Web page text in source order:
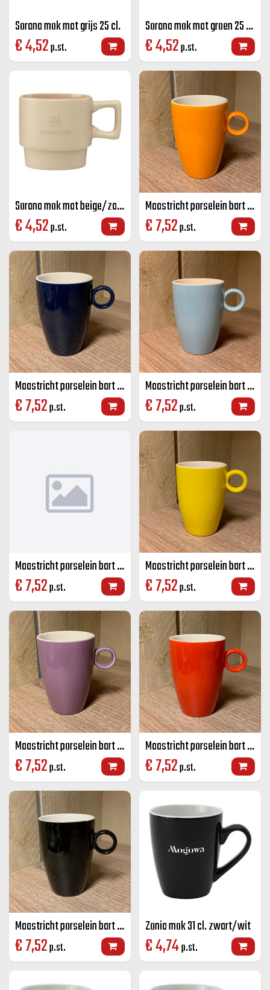
Sorana mok mat grijs 25 cl.
€4,52p.st.
Sorana mok mat groen 25 cl.
€4,52p.st.
Sorana mok mat beige/zand 25 cl.
€4,52p.st.
Maastricht porselein bart mok oranje 23 CL
€7,52p.st.
Maastricht porselein bart mok kobalt blauw 23 CL
€7,52p.st.
Maastricht porselein bart mok licht blauw 23 CL
€7,52p.st.
Maastricht porselein bart mok lime groen 23 CL
€7,52p.st.
Maastricht porselein bart mok geel 23 CL
€7,52p.st.
Maastricht porselein bart mok paars 23 CL
€7,52p.st.
Maastricht porselein bart mok rood 23 CL
€7,52p.st.
Maastricht porselein bart mok zwart 23 CL
€7,52p.st.
Zonia mok 31 cl. zwart/wit
€4,74p.st.